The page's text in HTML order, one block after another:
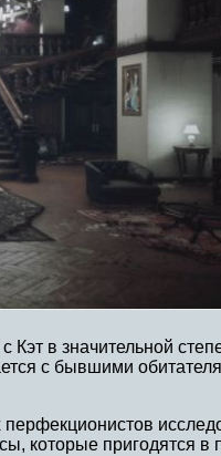
в значительной
с бывшими
которые пригодятся